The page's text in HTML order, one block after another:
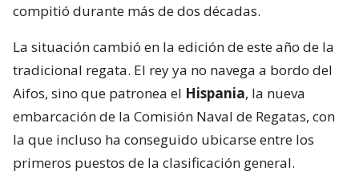
compitió durante más de dos décadas.
La situación cambió en la edición de este año de la
tradicional regata. El rey ya no navega a bordo del
Aifos, sino que patronea el Hispania, la nueva
embarcación de la Comisión Naval de Regatas, con
la que incluso ha conseguido ubicarse entre los
primeros puestos de la clasificación general.